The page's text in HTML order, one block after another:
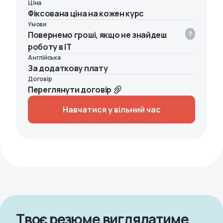
Ціна
Фіксована ціна на кожен курс
Умови
Повернемо гроші, якщо не знайдеш
роботу в IT
Англійська
За додаткову плату
Договір
Переглянути договір
Навчатися у вільний час
Твоє резюме виглядатиме